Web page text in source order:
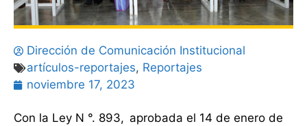
Dirección de Comunicación Institucional
artículos-reportajes, Reportajes
noviembre 17, 2023
Con la Ley N °. 893, aprobada el 14 de enero de